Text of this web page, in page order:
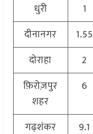
धुरी
1
दीनानगर
1.55
दोराहा
2
फ़िरोज़पुर
शहर
6
गढ़शंकर 9.1